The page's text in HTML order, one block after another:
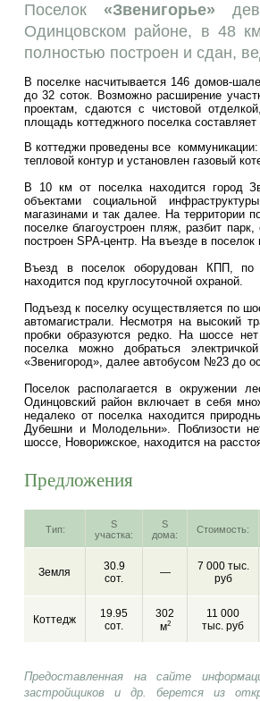
Поселок «Звенигорье»
Одинцовском районе, в 48
полностью построен и сдан,
В поселке насчитывается 146 домов-
до 32 соток. Возможно расширение
проектам, сдаются с чистовой
площадь коттеджного поселка составляет
В коттеджи проведены все
тепловой контур и установлен газовый
В 10 км от поселка находится город
объектами социальной
магазинами и так далее. На территории
поселке благоустроен пляж, разбит
построен SPA-центр. На въезде в поселок
Въезд в поселок оборудован КПП, по
находится под круглосуточной охраной.
Подъезд к поселку осуществляется по
автомагистрали. Несмотря на высокий
пробки образуются редко. На шоссе
поселка можно добраться
«Звенигород», далее автобусом №23 до
Поселок располагается в окружении
Одинцовский район включает в себя
недалеко от поселка находится
Дубешни и Молодельни». Поблизости
шоссе, Новорижское, находится на
Предложения
Тип:
S
участка:
S
дома:
Стоимость:
Земля
30.9
сот.
—
7 000 тыс.
руб
Коттедж
19.95
сот.
302
м2
11 000
тыс. руб
Предоставленная на сайте
застройщиков и др. берется из